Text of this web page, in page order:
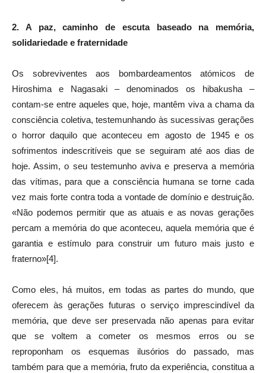
2. A paz, caminho de escuta baseado na memória,
solidariedade e fraternidade
Os sobreviventes aos bombardeamentos atómicos de
Hiroshima e Nagasaki – denominados os hibakusha –
contam-se entre aqueles que, hoje, mantêm viva a chama da
consciência coletiva, testemunhando às sucessivas gerações
o horror daquilo que aconteceu em agosto de 1945 e os
sofrimentos indescritíveis que se seguiram até aos dias de
hoje. Assim, o seu testemunho aviva e preserva a memória
das vítimas, para que a consciência humana se torne cada
vez mais forte contra toda a vontade de domínio e destruição.
«Não podemos permitir que as atuais e as novas gerações
percam a memória do que aconteceu, aquela memória que é
garantia e estímulo para construir um futuro mais justo e
fraterno»[4].
Como eles, há muitos, em todas as partes do mundo, que
oferecem às gerações futuras o serviço imprescindível da
memória, que deve ser preservada não apenas para evitar
que se voltem a cometer os mesmos erros ou se
reproponham os esquemas ilusórios do passado, mas
também para que a memória, fruto da experiência, constitua a